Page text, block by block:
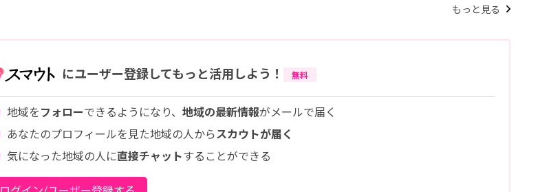
もっと見る
にユーザー登録してもっと活用しよう！ 無料
地域をフォローできるようになり、 地域の最新情報がメールで届く
あなたのプロフィールを見た地域の人からスカウトが届く
気になった地域の人に直接チャットすることができる